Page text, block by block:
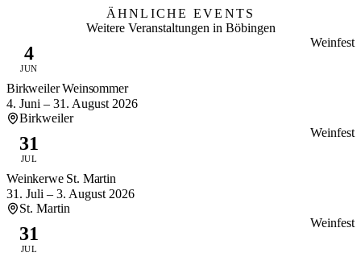
ÄHNLICHE EVENTS
Weitere Veranstaltungen in Böbingen
4
JUN
Weinfest
Birkweiler Weinsommer
4. Juni – 31. August 2026
Birkweiler
31
JUL
Weinfest
Weinkerwe St. Martin
31. Juli – 3. August 2026
St. Martin
31
JUL
Weinfest